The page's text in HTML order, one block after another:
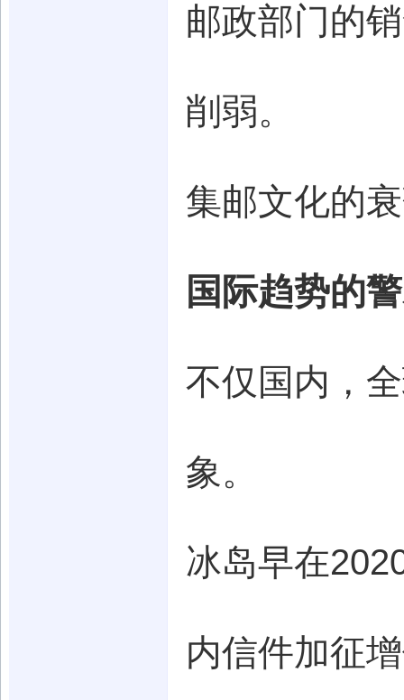
邮政部门的
削弱。
集邮文化的
国际趋势的
不仅国内，
象。
冰岛早在
内信件加征